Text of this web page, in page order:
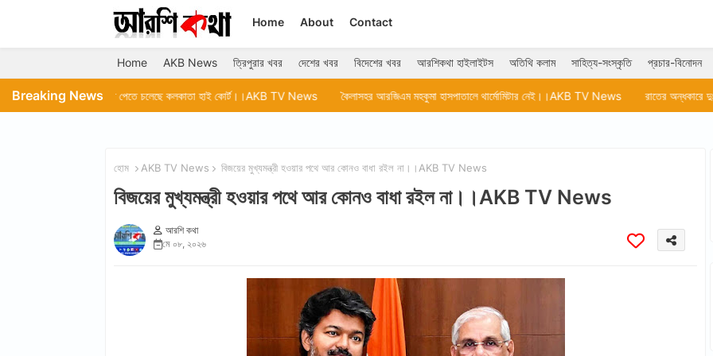
Home About Contact
Home AKB News ত্রিপুরার খবর দেশের খবর বিদেশের খবর আরশিকথা হাইলাইটস অতিথি কলাম সাহিত্য-সংস্কৃতি প্রচার-বিনোদন
Breaking News
পেতে চলেছে কলকাতা হাই কোর্ট।।AKB TV News কৈলাসহর আরজিএম মহকুমা হাসপাতালে থার্মোমিটার নেই।।AKB TV News রাতের অন্ধকারে দুঃসাহসিক
হোম AKB TV News বিজয়ের মুখ্যমন্ত্রী হওয়ার পথে আর কোনও বাধা রইল না।।AKB TV News
বিজয়ের মুখ্যমন্ত্রী হওয়ার পথে আর কোনও বাধা রইল না।।AKB TV News
আরশি কথা
মে ০৮, ২০২৬